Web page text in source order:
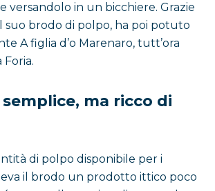
versandolo in un bicchiere. Grazie
suo brodo di polpo, ha poi potuto
A figlia d’o Marenaro, tutt’ora
Foria.
ma ricco di
di polpo disponibile per i
il brodo un prodotto ittico poco